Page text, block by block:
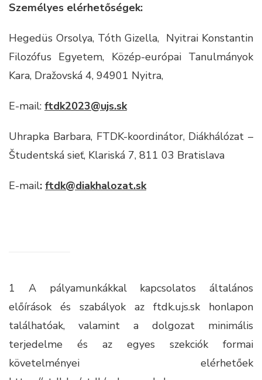
Személyes elérhetőségek:
Hegedüs Orsolya, Tóth Gizella, Nyitrai Konstantin
Filozófus Egyetem, Közép-európai Tanulmányok
Kara, Dražovská 4, 94901 Nyitra,
E-mail: ftdk2023@ujs.sk
Uhrapka Barbara, FTDK-koordinátor, Diákhálózat –
Študentská sieť, Klariská 7, 811 03 Bratislava
E-mail: ftdk@diakhalozat.sk
1 A pályamunkákkal kapcsolatos általános
előírások és szabályok az ftdk.ujs.sk honlapon
találhatóak, valamint a dolgozat minimális
terjedelme és az egyes szekciók formai
követelményei elérhetőek